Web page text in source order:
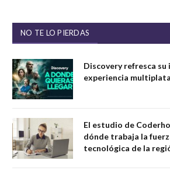
NO TE LO PIERDAS
Discovery refresca su
experiencia
El estudio de
dónde trabaja la
tecnológica de la